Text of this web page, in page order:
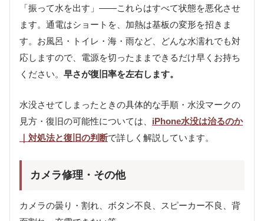
「振って水を出す」——これらはすべて状態を悪化させ
ます。通電はショートを、加熱は基板の変形を招きま
す。お風呂・トイレ・海・雨など、どんな水濡れでも対
応しますので、電源を切ったままできるだけ早くお持ち
ください。 早さが復旧率を左右します。
水没させてしまったときの具体的な手順・水没マークの
見方・復旧の可能性については、 iPhone水没は治るのか
｜対処法と復旧の判断で詳しく解説しています。
カメラ修理・その他
カメラの曇り・割れ、ボタン不良、スピーカー不良、背